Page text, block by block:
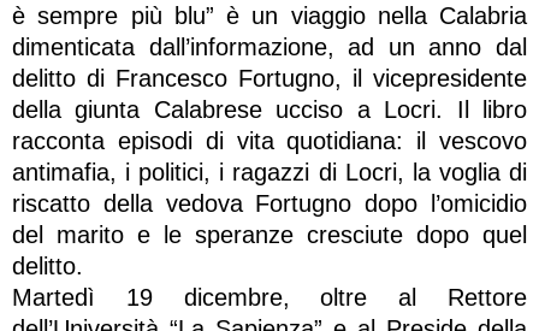
è sempre più blu” è un viaggio nella Calabria
dimenticata dall’informazione, ad un anno dal
delitto di Francesco Fortugno, il vicepresidente
della giunta Calabrese ucciso a Locri. Il libro
racconta episodi di vita quotidiana: il vescovo
antimafia, i politici, i ragazzi di Locri, la voglia di
riscatto della vedova Fortugno dopo l’omicidio
del marito e le speranze cresciute dopo quel
delitto.
Martedì 19 dicembre, oltre al Rettore